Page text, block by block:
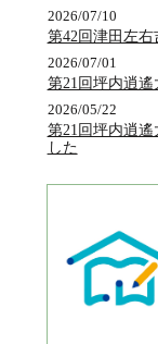
2026/07/10
第42回津田左
2026/07/01
第21回坪内逍
2026/05/22
第21回坪内逍遙
した